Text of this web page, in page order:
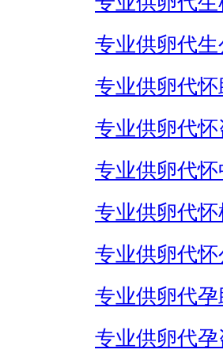
专业供卵代生
专业供卵代怀
专业供卵代怀
专业供卵代怀
专业供卵代怀
专业供卵代怀
专业供卵代孕
专业供卵代孕